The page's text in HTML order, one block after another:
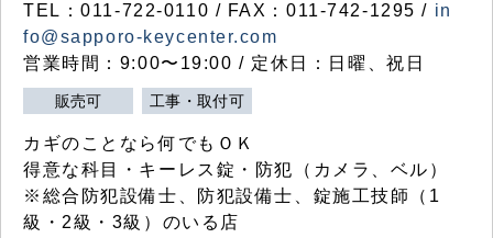
TEL：011-722-0110 / FAX：011-742-1295 / in
fo@sapporo-keycenter.com
営業時間：9:00〜19:00 / 定休日：日曜、祝日
販売可 工事・取付可
カギのことなら何でもＯＫ
得意な科目・キーレス錠・防犯（カメラ、ベル）
※総合防犯設備士、防犯設備士、錠施工技師（1
級・2級・3級）のいる店